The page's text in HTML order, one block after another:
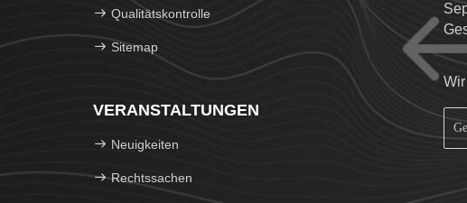
Qualitätskontrolle
Sitemap
VERANSTALTUNGEN
Neuigkeiten
Rechtssachen